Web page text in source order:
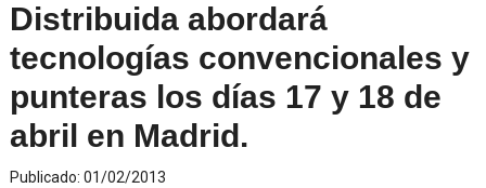
Distribuida abordará
tecnologías convencionales y
punteras los días 17 y 18 de
abril en Madrid.
Publicado: 01/02/2013